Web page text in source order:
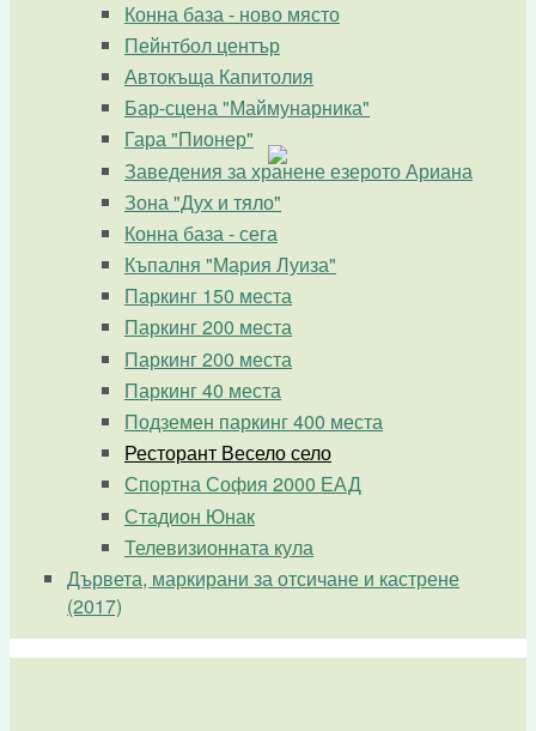
Конна база - ново място
Пейнтбол център
Автокъща Капитолия
Бар-сцена "Маймунарника"
Гара "Пионер"
Заведения за хранене езерото Ариана
Зона "Дух и тяло"
Конна база - сега
Къпалня "Мария Луиза"
Паркинг 150 места
Паркинг 200 места
Паркинг 200 места
Паркинг 40 места
Подземен паркинг 400 места
Ресторант Весело село
Спортна София 2000 ЕАД
Стадион Юнак
Телевизионната кула
Дървета, маркирани за отсичане и кастрене
(2017)